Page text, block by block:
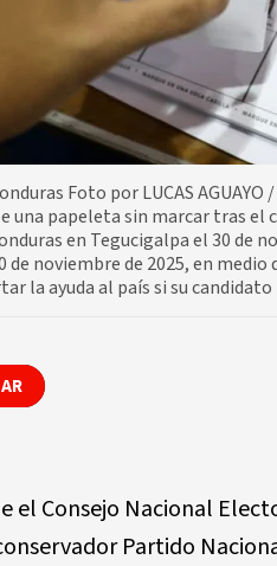
Foto por LUCAS AGUAYO
una papeleta sin marcar tras el
en Tegucigalpa el 30 de
de noviembre de 2025, en
la ayuda al país si su
el Consejo Nacional
Partido